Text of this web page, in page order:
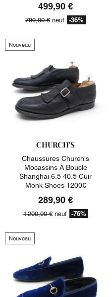
499,90 €
780,00 € neuf -36%
Nouveau
CHURCH'S
Chaussures Church's
Mocassins A Boucle
Shanghai 6.5 40.5 Cuir
Monk Shoes 1200€
289,90 €
1 200,00 €neuf -76%
Nouveau